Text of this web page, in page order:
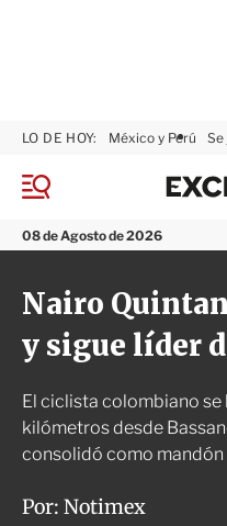
M
n
ú
08 de Agosto de 2026
LO DE HOY: México y Perú
Nairo
y sigue líder
El ciclista colombiano
kilómetros desde
consolidó como
Por: Notimex